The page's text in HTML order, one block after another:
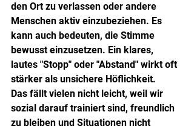
den Ort zu verlassen oder andere
Menschen aktiv einzubeziehen. Es
kann auch bedeuten, die Stimme
bewusst einzusetzen. Ein klares,
lautes "Stopp" oder "Abstand" wirkt oft
stärker als unsichere Höflichkeit.
Das fällt vielen nicht leicht, weil wir
sozial darauf trainiert sind, freundlich
zu bleiben und Situationen nicht